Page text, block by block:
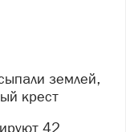
крест